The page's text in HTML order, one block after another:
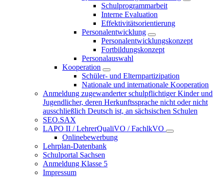
Schulprogrammarbeit
Interne Evaluation
Effektivitätsorientierung
Personalentwicklung
Personalentwicklungskonzept
Fortbildungskonzept
Personalauswahl
Kooperation
Schüler- und Elternpartizipation
Nationale und internationale Kooperation
Anmeldung zugewanderter schulpflichtiger Kinder und
Jugendlicher, deren Herkunftssprache nicht oder nicht
ausschließlich Deutsch ist, an sächsischen Schulen
SEO.SAX
LAPO II / LehrerQualiVO / FachlkVO
Onlinebewerbung
Lehrplan-Datenbank
Schulportal Sachsen
Anmeldung Klasse 5
Impressum